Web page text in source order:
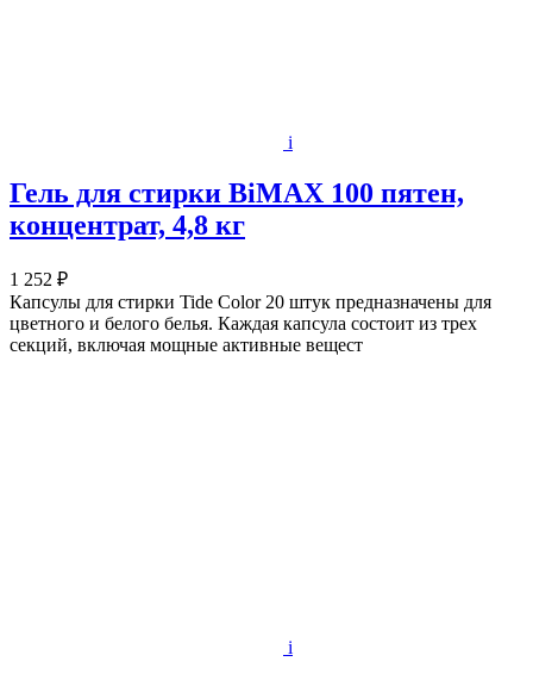
i
Гель для стирки BiMAX 100 пятен,
концентрат, 4,8 кг
1 252 ₽
Капсулы для стирки Tide Color 20 штук предназначены для
цветного и белого белья. Каждая капсула состоит из трех
секций, включая мощные активные вещест
i